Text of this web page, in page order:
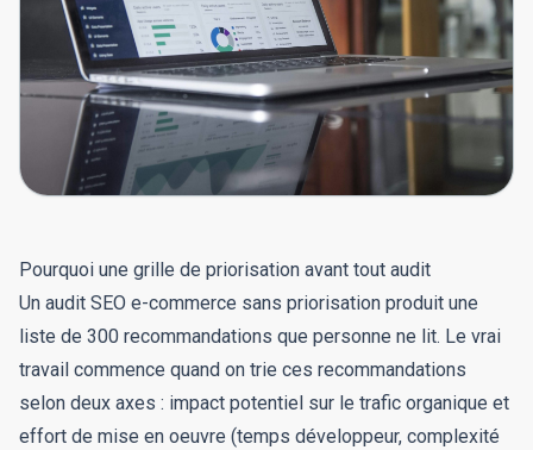
Pourquoi une grille de priorisation avant tout audit
Un audit SEO e-commerce sans priorisation produit une
liste de 300 recommandations que personne ne lit. Le vrai
travail commence quand on trie ces recommandations
selon deux axes : impact potentiel sur le trafic organique et
effort de mise en oeuvre (temps développeur, complexité